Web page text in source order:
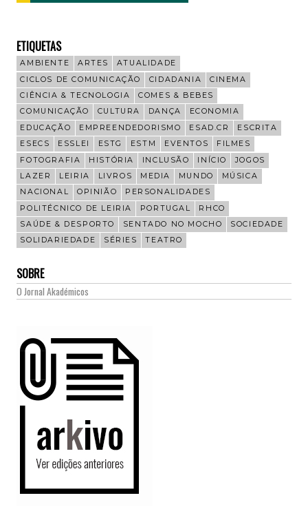
ETIQUETAS
AMBIENTE ARTES
ATUALIDADE
CICLOS DE COMUNICAÇÃO
CIDADANIA
CINEMA
CIÊNCIA & TECNOLOGIA
COMES & BEBES
COMUNICAÇÃO
CULTURA DANÇA
ECONOMIA
EDUCAÇÃO
EMPREENDEDORISMO ESAD.CR
ESCRITA
ESECS
ESSLEI ESTG ESTM EVENTOS
FILMES
FOTOGRAFIA
HISTÓRIA INCLUSÃO INÍCIO
JOGOS
LAZER
LEIRIA LIVROS MEDIA MUNDO
MÚSICA
NACIONAL
OPINIÃO
PERSONALIDADES
POLITÉCNICO DE LEIRIA
PORTUGAL
RHCO
SAÚDE & DESPORTO
SENTADO NO MOCHO
SOCIEDADE
SOLIDARIEDADE
SÉRIES TEATRO
SOBRE
O Jornal Akadémicos